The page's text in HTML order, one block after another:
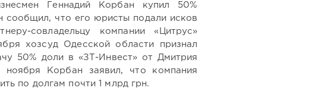
Геннадий Корбан купил 50%
сообщил, что его юристы подали исков
совладельцу компании «Цитрус»
хозсуд Одесской области признал
50% доли в «ЗТ-Инвест» от Дмитрия
ноября Корбан заявил, что компания
по долгам почти 1 млрд грн.